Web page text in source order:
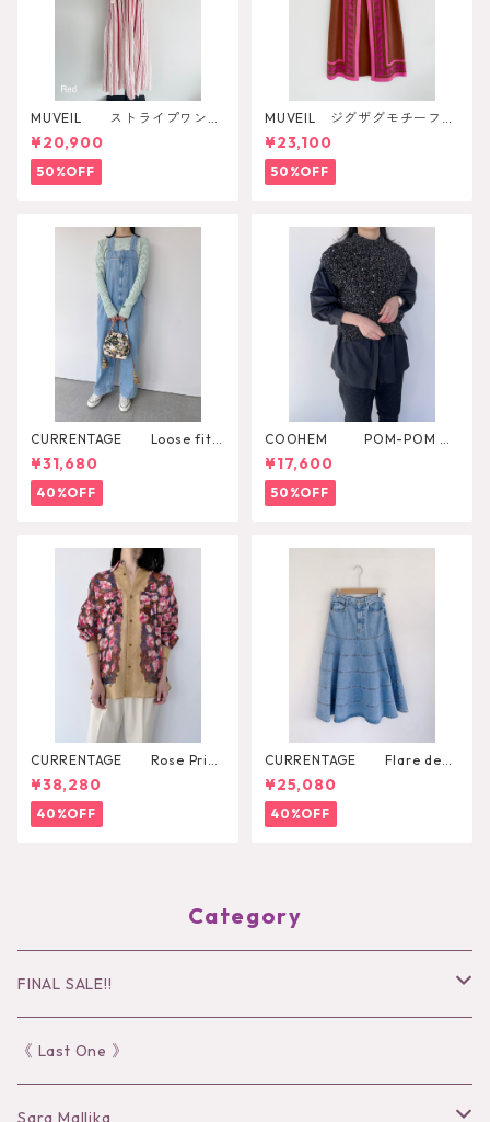
MUVEIL ストライプワンピ
ース
¥20,900
50%OFF
MUVEIL ジグザグモチーフス
カート
¥23,100
50%OFF
CURRENTAGE Loose fitti
ng overall
¥31,680
40%OFF
COOHEM POM-POM M
ELANGE KNIT VEST
¥17,600
50%OFF
CURRENTAGE Rose Print
Shirt
¥38,280
40%OFF
CURRENTAGE Flare deni
m skirt
¥25,080
40%OFF
Category
FINAL SALE!!
30％OFF
40％OFF
《 Last One 》
Sara Mallika